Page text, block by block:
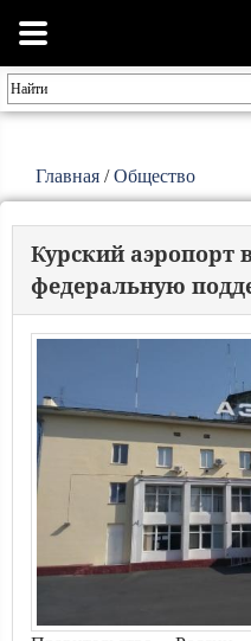
Главная /Общество
Курский аэропорт
федеральную